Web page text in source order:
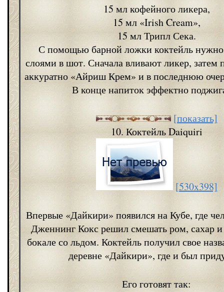
15 мл кофейного ликера,
15 мл «Irish Cream»,
15 мл Трипл Сека.
С помощью барной ложки коктейль нужно
слоями в шот. Сначала вливают ликер, затем
аккуратно «Айриш Крем» и в последнюю
В конце напиток эффектно
[показать]
10. Коктейль Daiquiri
[530x398]
Впервые «Дайкири» появился на Кубе, где
Дженнинг Кокс решил смешать ром, сахар
бокале со льдом. Коктейль получил свое
деревне «Дайкири», где и был
Его готовят так: